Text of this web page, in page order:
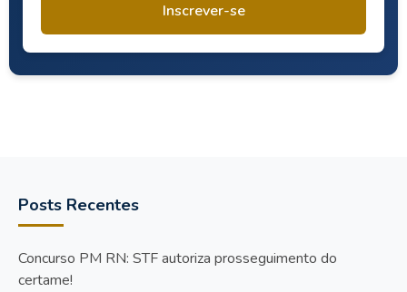
Inscrever-se
Posts Recentes
Concurso PM RN: STF autoriza prosseguimento do
certame!